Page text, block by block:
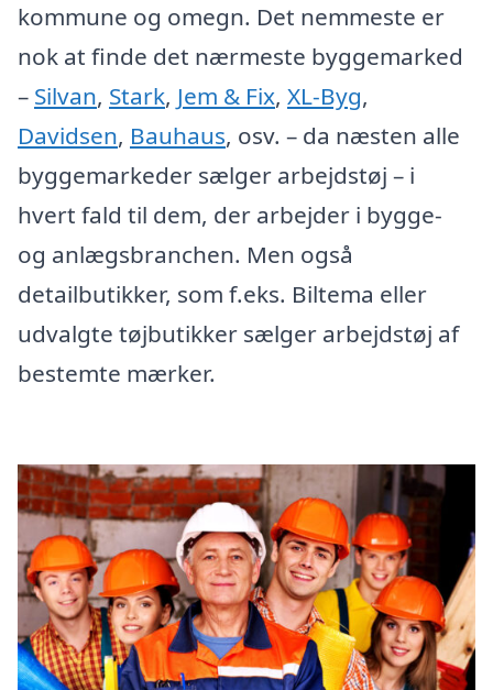
kommune og omegn. Det nemmeste er
nok at finde det nærmeste byggemarked
– Silvan, Stark, Jem & Fix, XL-Byg,
Davidsen, Bauhaus, osv. – da næsten alle
byggemarkeder sælger arbejdstøj – i
hvert fald til dem, der arbejder i bygge-
og anlægsbranchen. Men også
detailbutikker, som f.eks. Biltema eller
udvalgte tøjbutikker sælger arbejdstøj af
bestemte mærker.